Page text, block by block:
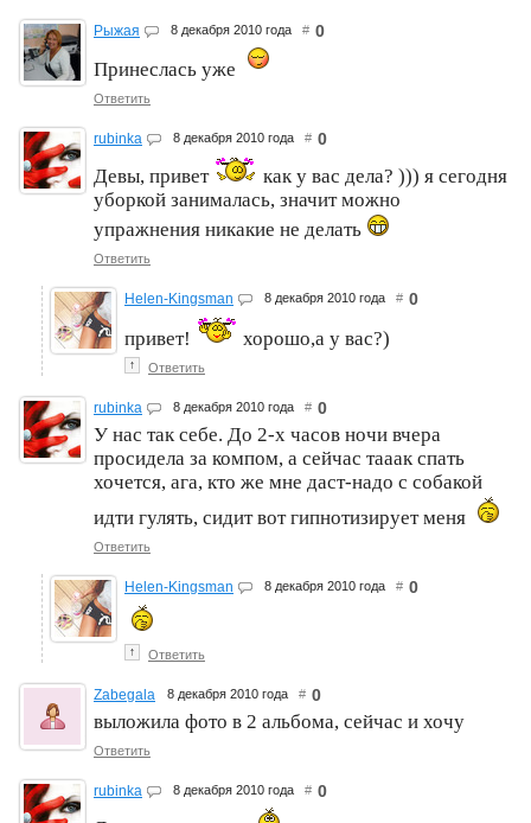
Рыжая 8 декабря 2010 года # 0
Принеслась уже
Ответить
rubinka 8 декабря 2010 года # 0
Девы, привет
как у вас дела? ))) я сегодня
уборкой занималась, значит можно
упражнения никакие не делать
Ответить
Helen-Kingsman 8 декабря 2010 года # 0
привет! хорошо,а у вас?)
↑ Ответить
rubinka 8 декабря 2010 года # 0
У нас так себе. До 2-х часов ночи вчера
просидела за компом, а сейчас тааак спать
хочется, ага, кто же мне даст-надо с собакой
идти гулять, сидит вот гипнотизирует меня
Ответить
Helen-Kingsman 8 декабря 2010 года # 0
↑ Ответить
Zabegala 8 декабря 2010 года # 0
выложила фото в 2 альбома, сейчас и хочу
Ответить
rubinka 8 декабря 2010 года # 0